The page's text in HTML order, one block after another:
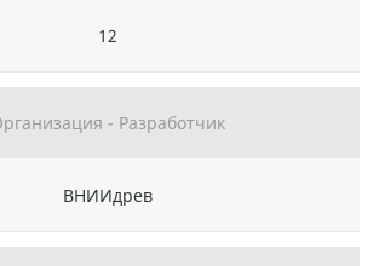
12
- Разработчик
ВНИИдрев